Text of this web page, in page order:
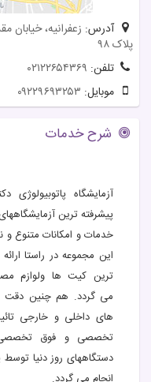
آدرس: زعفرانیه،
پلاک ۹۸
تلفن: ۰۲۱۲۲۶۵۴۳۶۹
موبایل: ۰۹۲۲۹۶۹۳۲۵۳
شرح خدمات
آزمایشگاه
پیشرفته ترین
خدمات و امکانات متنوع
این مجموعه در راستا
ترین کیت ها ولوازم
می گردد. هم چنین دقت
های داخلی و خارجی
تخصصی و فوق تخصصی
دستگاههای روز دنیا
انجام می گردد.